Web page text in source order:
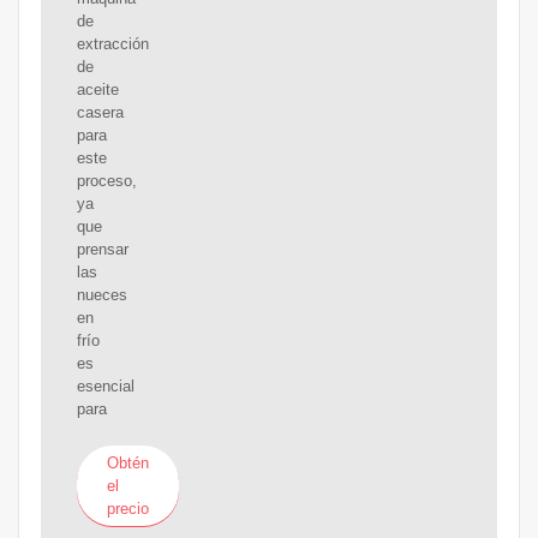
de
extracción
de
aceite
casera
para
este
proceso,
ya
que
prensar
las
nueces
en
frío
es
esencial
para
Obtén
el
precio